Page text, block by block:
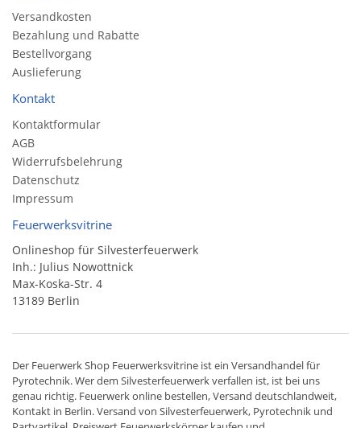
Versandkosten
Bezahlung und Rabatte
Bestellvorgang
Auslieferung
Kontakt
Kontaktformular
AGB
Widerrufsbelehrung
Datenschutz
Impressum
Feuerwerksvitrine
Onlineshop für Silvesterfeuerwerk
Inh.: Julius Nowottnick
Max-Koska-Str. 4
13189 Berlin
Der Feuerwerk Shop Feuerwerksvitrine ist ein Versandhandelfür
Pyrotechnik. Wer dem Silvesterfeuerwerk verfallen ist, ist bei uns
genau richtig. Feuerwerk online bestellen,Versand deutschlandweit,
Kontakt in Berlin. Versand von Silvesterfeuerwerk, Pyrotechnik und